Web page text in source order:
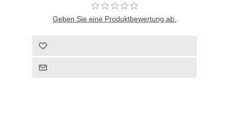
Geben Sie eine Produktbewertung ab.